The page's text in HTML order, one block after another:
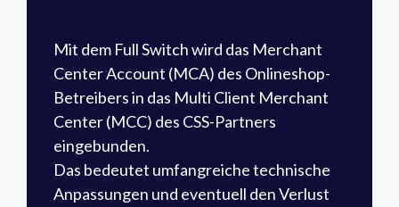
Mit dem Full Switch wird das Merchant
Center Account (MCA) des Onlineshop-
Betreibers in das Multi Client Merchant
Center (MCC) des CSS-Partners
eingebunden.
Das bedeutet umfangreiche technische
Anpassungen und eventuell den Verlust